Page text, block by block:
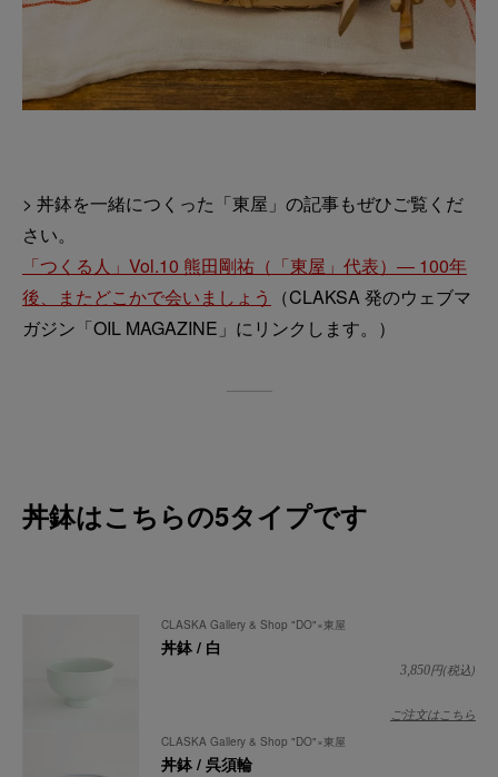
> 丼鉢を一緒につくった「東屋」の記事もぜひご覧くだ
さい。
「つくる人」Vol.10 熊田剛祐（「東屋」代表）― 100年
後、またどこかで会いましょう
（CLAKSA 発のウェブマ
ガジン「OIL MAGAZINE」にリンクします。）
丼鉢はこちらの5タイプです
CLASKA Gallery & Shop "DO"×東屋
丼鉢 / 白
3,850円(税込)
ご注文はこちら
CLASKA Gallery & Shop "DO"×東屋
丼鉢 / 呉須輪